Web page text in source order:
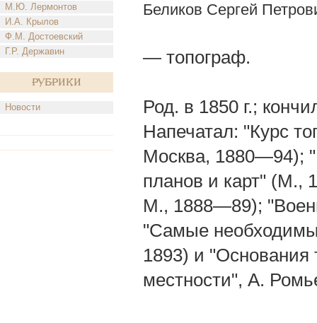
М.Ю. Лермонтов
И.А. Крылов
Ф.М. Достоевский
Г.Р. Державин
Рубрики
Новости
Беликов Сергей
— топограф.
Род. в 1850 г.;
Напечатал: "Курс
Москва, 1880—94);
планов и карт" (М.,
М., 1888—89);
"Самые
1893) и "Основания
местности", А.